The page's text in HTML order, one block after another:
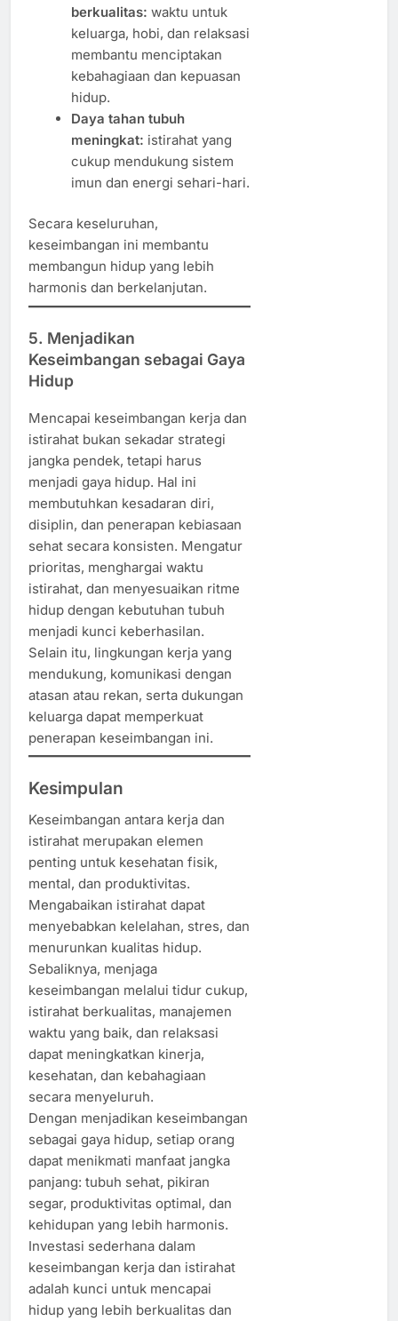
berkualitas: waktu untuk
keluarga, hobi, dan relaksasi
membantu menciptakan
kebahagiaan dan kepuasan
hidup.
Daya tahan tubuh
meningkat: istirahat yang
cukup mendukung sistem
imun dan energi sehari-hari.
Secara keseluruhan,
keseimbangan ini membantu
membangun hidup yang lebih
harmonis dan berkelanjutan.
5. Menjadikan
Keseimbangan sebagai Gaya
Hidup
Mencapai keseimbangan kerja dan
istirahat bukan sekadar strategi
jangka pendek, tetapi harus
menjadi gaya hidup. Hal ini
membutuhkan kesadaran diri,
disiplin, dan penerapan kebiasaan
sehat secara konsisten. Mengatur
prioritas, menghargai waktu
istirahat, dan menyesuaikan ritme
hidup dengan kebutuhan tubuh
menjadi kunci keberhasilan.
Selain itu, lingkungan kerja yang
mendukung, komunikasi dengan
atasan atau rekan, serta dukungan
keluarga dapat memperkuat
penerapan keseimbangan ini.
Kesimpulan
Keseimbangan antara kerja dan
istirahat merupakan elemen
penting untuk kesehatan fisik,
mental, dan produktivitas.
Mengabaikan istirahat dapat
menyebabkan kelelahan, stres, dan
menurunkan kualitas hidup.
Sebaliknya, menjaga
keseimbangan melalui tidur cukup,
istirahat berkualitas, manajemen
waktu yang baik, dan relaksasi
dapat meningkatkan kinerja,
kesehatan, dan kebahagiaan
secara menyeluruh.
Dengan menjadikan keseimbangan
sebagai gaya hidup, setiap orang
dapat menikmati manfaat jangka
panjang: tubuh sehat, pikiran
segar, produktivitas optimal, dan
kehidupan yang lebih harmonis.
Investasi sederhana dalam
keseimbangan kerja dan istirahat
adalah kunci untuk mencapai
hidup yang lebih berkualitas dan